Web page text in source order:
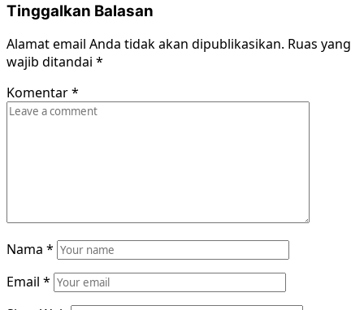
Tinggalkan Balasan
Alamat email Anda tidak akan dipublikasikan. Ruas yang
wajib ditandai *
Komentar*
Nama *
Email *